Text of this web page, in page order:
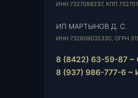
ИНН 7327098237, КПП
ИП МАРТЫНОВ Д. С.
ИНН 732609035330, ОГРН
8 (8422) 63-59-87 ~
8 (937) 986-777-6 ~